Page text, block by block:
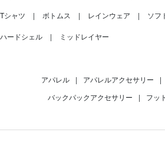
Tシャツ ボトムス レインウェア ソフ
ハードシェル ミッドレイヤー
アパレル | アパレルアクセサリー |
バックパックアクセサリー
| フッ